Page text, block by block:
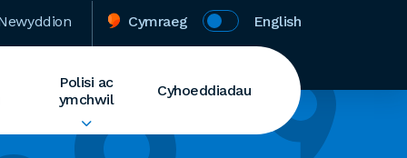
Cymraeg English
Polisi ac
ymchwil
Cyhoeddiadau